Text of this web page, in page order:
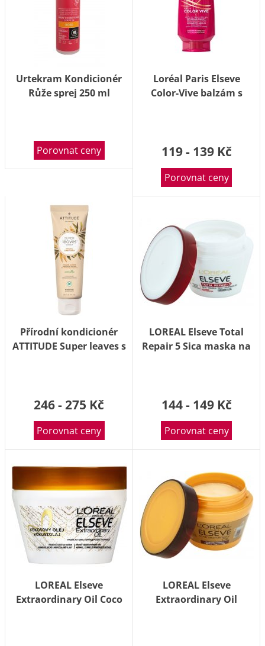
Urtekram Kondicionér
Růže sprej 250 ml
Porovnat ceny
Loréal Paris Elseve
Color-Vive balzám s
119 - 139 Kč
Porovnat ceny
Přírodní kondicionér
ATTITUDE Super leaves s
246 - 275 Kč
Porovnat ceny
LOREAL Elseve Total
Repair 5 Sica maska na
144 - 149 Kč
Porovnat ceny
LOREAL Elseve
Extraordinary Oil Coco
LOREAL Elseve
Extraordinary Oil